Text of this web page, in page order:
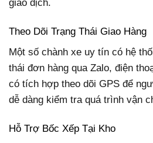
giao dịch.
Theo Dõi Trạng Thái Giao Hàng
Một số chành xe uy tín có hệ
thái đơn hàng qua Zalo, điện
có tích hợp theo dõi GPS để
dễ dàng kiểm tra quá trình vận
Hỗ Trợ Bốc Xếp Tại Kho